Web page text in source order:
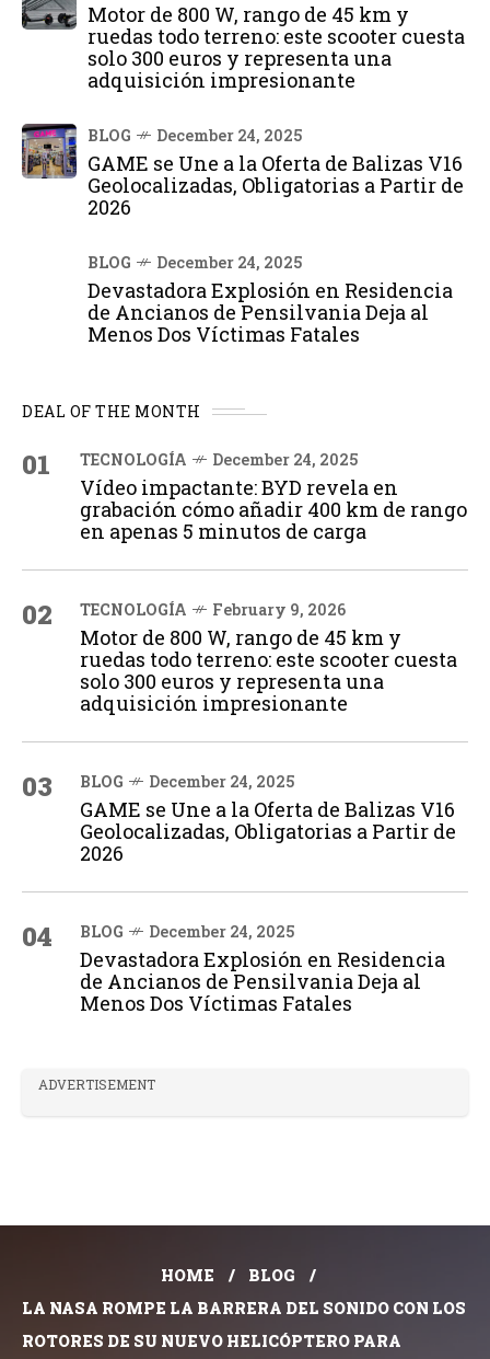
Motor de 800 W, rango de 45 km y
ruedas todo terreno: este scooter cuesta
solo 300 euros y representa una
adquisición impresionante
BLOG December 24, 2025
GAME se Une a la Oferta de Balizas V16
Geolocalizadas, Obligatorias a Partir de
2026
BLOG December 24, 2025
Devastadora Explosión en Residencia
de Ancianos de Pensilvania Deja al
Menos Dos Víctimas Fatales
DEAL OF THE MONTH
01 TECNOLOGÍA December 24, 2025
Vídeo impactante: BYD revela en
grabación cómo añadir 400 km de rango
en apenas 5 minutos de carga
02 TECNOLOGÍA February 9, 2026
Motor de 800 W, rango de 45 km y
ruedas todo terreno: este scooter cuesta
solo 300 euros y representa una
adquisición impresionante
03 BLOG December 24, 2025
GAME se Une a la Oferta de Balizas V16
Geolocalizadas, Obligatorias a Partir de
2026
04 BLOG December 24, 2025
Devastadora Explosión en Residencia
de Ancianos de Pensilvania Deja al
Menos Dos Víctimas Fatales
ADVERTISEMENT
HOME
BLOG
LA NASA ROMPE LA BARRERA DEL SONIDO CON LOS
ROTORES DE SU NUEVO HELICÓPTERO PARA